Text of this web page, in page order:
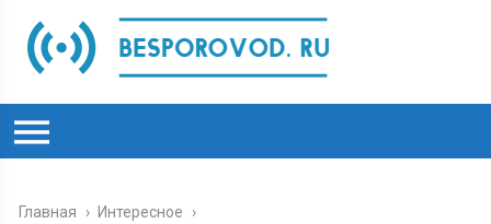
Главная › Интересное ›